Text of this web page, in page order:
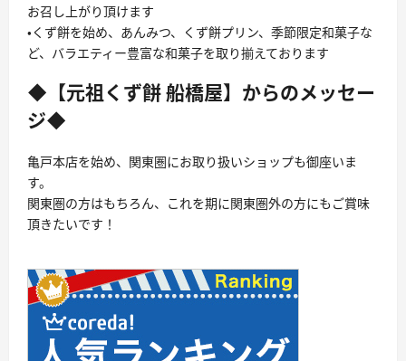
お召し上がり頂けます
・くず餅を始め、あんみつ、くず餅プリン、季節限定和菓子な
ど、バラエティー豊富な和菓子を取り揃えております
◆【元祖くず餅 船橋屋】からのメッセー
ジ◆
亀戸本店を始め、関東圏にお取り扱いショップも御座いま
す。
関東圏の方はもちろん、これを期に関東圏外の方にもご賞味
頂きたいです！